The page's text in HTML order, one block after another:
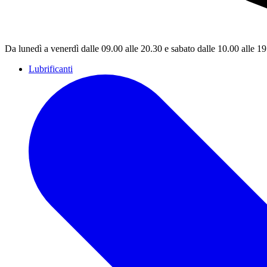
Da lunedì a venerdì dalle 09.00 alle 20.30 e sabato dalle 10.00 alle
Lubrificanti